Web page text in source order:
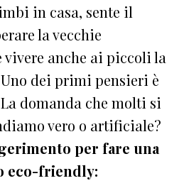
in casa, sente il
la vecchie
anche ai piccoli la
dei primi pensieri è
domanda che molti si
vero o artificiale?
per fare una
eco-friendly: